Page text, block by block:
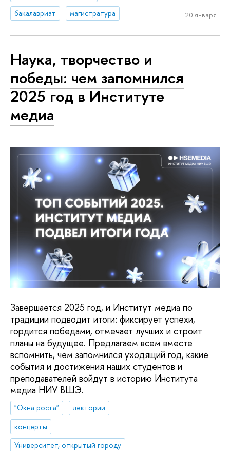
бакалавриат
магистратура 20 января
Наука, творчество и
победы: чем запомнился
2025 год в Институте
медиа
Завершается 2025 год, и Институт медиа по
традиции подводит итоги: фиксирует успехи,
гордится победами, отмечает лучших и строит
планы на будущее. Предлагаем всем вместе
вспомнить, чем запомнился уходящий год, какие
события и достижения наших студентов и
преподавателей войдут в историю Института
медиа НИУ ВШЭ.
"Окна роста"
лектории
концерты
Университет, открытый городу